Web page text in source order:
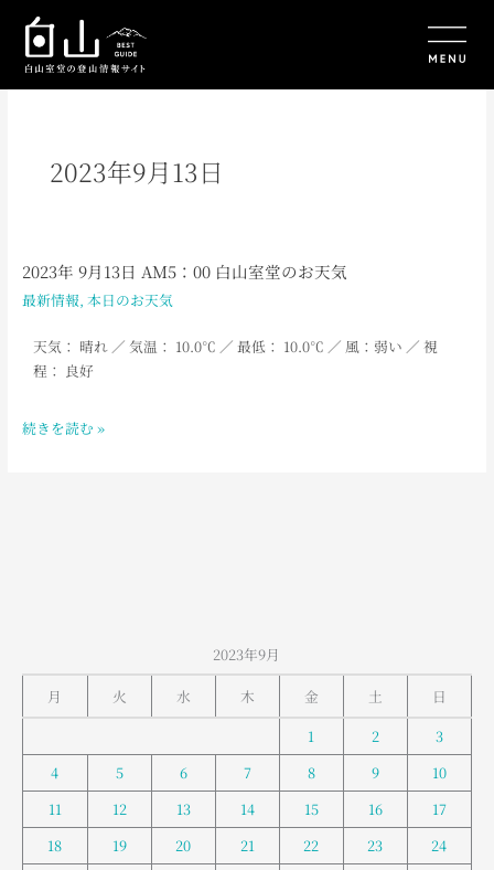
2023年9月13日
2023年 9月13日 AM5：00 白山室堂のお天気
最新情報, 本日のお天気
天気： 晴れ ／ 気温： 10.0℃ ／ 最低： 10.0℃ ／ 風：弱い ／ 視
程： 良好
2023
年
月
13
AM5：
続きを読む »
2023年9月
月
火 水 木 金 土
日
1
2
3
4
5 6 7 8 9
10
11
12 13 14 15 16
17
18
19 20 21 22 23
24